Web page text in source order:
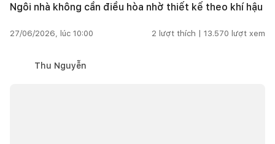
Ngôi nhà không cần điều hòa nhờ thiết kế theo khí hậu
27/06/2026, lúc 10:00 2 lượt thích | 13.570 lượt xem
Thu Nguyễn